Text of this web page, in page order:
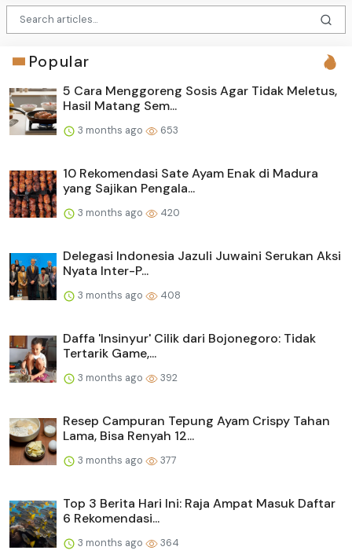
Popular
5 Cara Menggoreng Sosis Agar Tidak Meletus,
Hasil Matang Sem...
3 months ago 653
10 Rekomendasi Sate Ayam Enak di Madura
yang Sajikan Pengala...
3 months ago 420
Delegasi Indonesia Jazuli Juwaini Serukan Aksi
Nyata Inter-P...
3 months ago 408
Daffa 'Insinyur' Cilik dari Bojonegoro: Tidak
Tertarik Game,...
3 months ago 392
Resep Campuran Tepung Ayam Crispy Tahan
Lama, Bisa Renyah 12...
3 months ago 377
Top 3 Berita Hari Ini: Raja Ampat Masuk Daftar
6 Rekomendasi...
3 months ago 364